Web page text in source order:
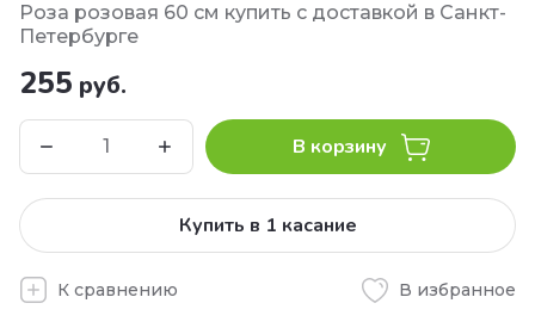
Роза розовая 60 см купить с доставкой в Санкт-
Петербурге
255 руб.
В корзину
Купить в 1 касание
К сравнению В избранное